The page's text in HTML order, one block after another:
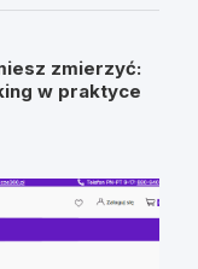
zmierzyć:
w praktyce